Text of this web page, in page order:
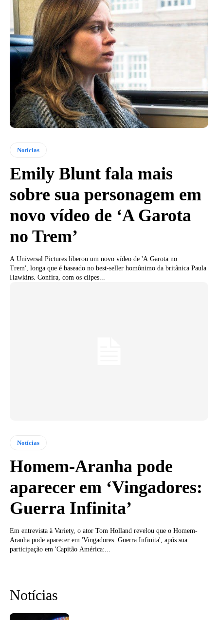
Notícias
Emily Blunt fala mais
sobre sua personagem em
novo vídeo de ‘A Garota
no Trem’
A Universal Pictures liberou um novo vídeo de 'A Garota no
Trem', longa que é baseado no best-seller homônimo da britânica Paula
Hawkins. Confira, com os clipes...
Notícias
Homem-Aranha pode
aparecer em ‘Vingadores:
Guerra Infinita’
Em entrevista à Variety, o ator Tom Holland revelou que o Homem-
Aranha pode aparecer em 'Vingadores: Guerra Infinita', após sua
participação em 'Capitão América:...
Notícias